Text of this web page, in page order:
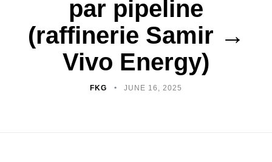
par pipeline
(raffinerie Samir →
Vivo Energy)
FKG JUNE 16, 2025